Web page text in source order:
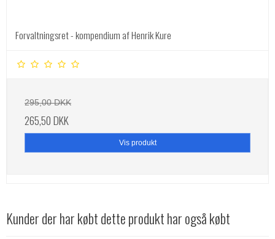
Forvaltningsret - kompendium af Henrik Kure
295,00 DKK
265,50 DKK
Vis produkt
Kunder der har købt dette produkt har også købt